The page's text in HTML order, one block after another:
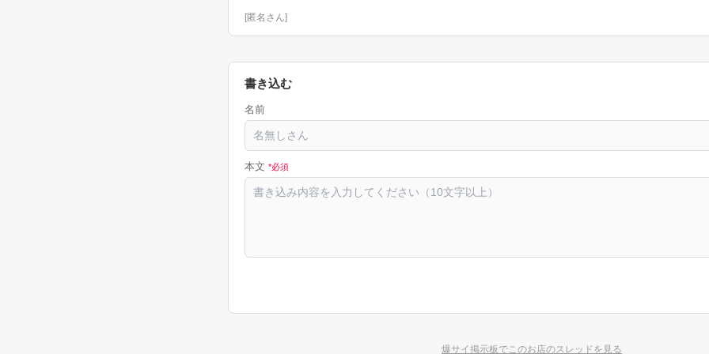
[匿名さん]
書き込む
名前
本文 *必須
爆サイ掲示板でこのお店のスレッドを見る